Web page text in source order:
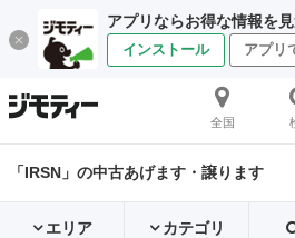
アプリならお得な情報を見
インストール アプリ
全国
「IRSN」の中古あげます・譲ります
エリア カテゴリ